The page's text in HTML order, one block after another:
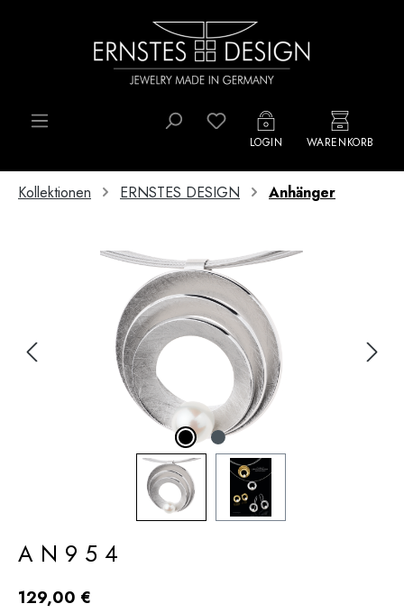
Zum Hauptinhalt springen
Du hast 0 Produkte auf
LOGIN WARENKORB
Kollektionen ERNSTES DESIGN Anhänger
Bildergalerie überspringen
AN954
Regulärer Preis:
129,00 €